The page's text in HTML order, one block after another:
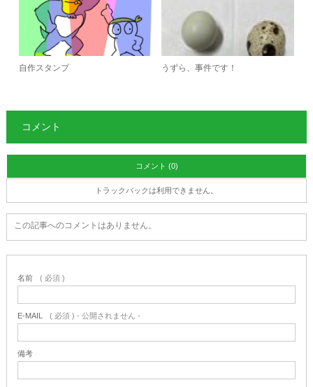
自作スタンプ うずら、事件です！
コメント
コメント (0)
トラックバックは利用できません。
この記事へのコメントはありません。
名前 ( 必須 )
E-MAIL ( 必須 ) - 公開されません -
備考